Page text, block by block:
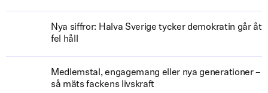
Nya siffror: Halva Sverige tycker demokratin går åt
fel håll
Medlemstal, engagemang eller nya generationer –
så mäts fackens livskraft